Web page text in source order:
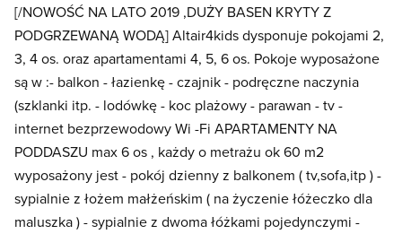
[/NOWOŚĆ NA LATO 2019 ,DUŻY BASEN KRYTY Z
PODGRZEWANĄ WODĄ] Altair4kids dysponuje pokojami 2,
3, 4 os. oraz apartamentami 4, 5, 6 os. Pokoje wyposażone
są w :- balkon - łazienkę - czajnik - podręczne naczynia
(szklanki itp. - lodówkę - koc plażowy - parawan - tv -
internet bezprzewodowy Wi -Fi APARTAMENTY NA
PODDASZU max 6 os , każdy o metrażu ok 60 m2
wyposażony jest - pokój dzienny z balkonem ( tv,sofa,itp ) -
sypialnie z łożem małżeńskim ( na życzenie łóżeczko dla
maluszka ) - sypialnie z dwoma łóżkami pojedynczymi -